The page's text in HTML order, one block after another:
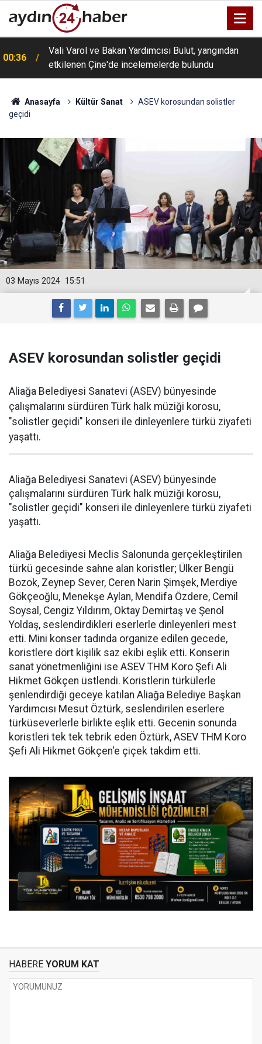
00:36
Vali Varol ve Bakan Yardımcısı Bulut, yangından
etkilenen Çine'de incelemelerde bulundu
Anasayfa Kültür Sanat
ASEV korosundan solistler
geçidi
15:51
03 Mayıs 2024
ASEV korosundan solistler geçidi
Aliağa Belediyesi Sanatevi (ASEV) bünyesinde
çalışmalarını sürdüren Türk halk müziği korosu,
"solistler geçidi" konseri ile dinleyenlere türkü ziyafeti
yaşattı.
Aliağa Belediyesi Sanatevi (ASEV) bünyesinde
çalışmalarını sürdüren Türk halk müziği korosu,
"solistler geçidi" konseri ile dinleyenlere türkü ziyafeti
yaşattı.
Aliağa Belediyesi Meclis Salonunda gerçekleştirilen
türkü gecesinde sahne alan koristler; Ülker Bengü
Bozok, Zeynep Sever, Ceren Narin Şimşek, Merdiye
Gökçeoğlu, Menekşe Aylan, Mendifa Özdere, Cemil
Soysal, Cengiz Yıldırım, Oktay Demirtaş ve Şenol
Yoldaş, seslendirdikleri eserlerle dinleyenleri mest
etti. Mini konser tadında organize edilen gecede,
koristlere dört kişilik saz ekibi eşlik etti. Konserin
sanat yönetmenliğini ise ASEV THM Koro Şefi Ali
Hikmet Gökçen üstlendi. Koristlerin türkülerle
şenlendirdiği geceye katılan Aliağa Belediye Başkan
Yardımcısı Mesut Öztürk, seslendirilen eserlere
türküseverlerle birlikte eşlik etti. Gecenin sonunda
koristleri tek tek tebrik eden Öztürk, ASEV THM Koro
Şefi Ali Hikmet Gökçen'e çiçek takdim etti.
HABERE YORUM KAT